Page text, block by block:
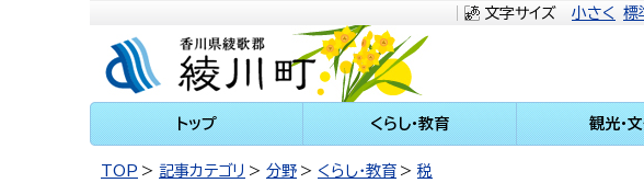
文字サイズ 小さく 標
川町
トップ くらし・教育 観光・
TOP 記事カテゴリ 分野 くらし・教育
税